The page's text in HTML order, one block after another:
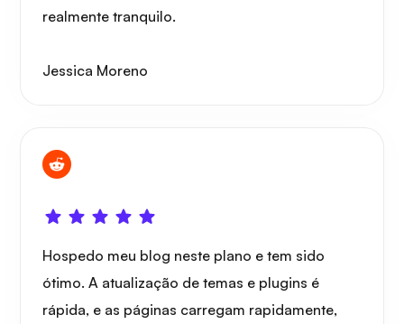
realmente tranquilo.
Jessica Moreno
Hospedo meu blog neste plano e tem sido
ótimo. A atualização de temas e plugins é
rápida, e as páginas carregam rapidamente,